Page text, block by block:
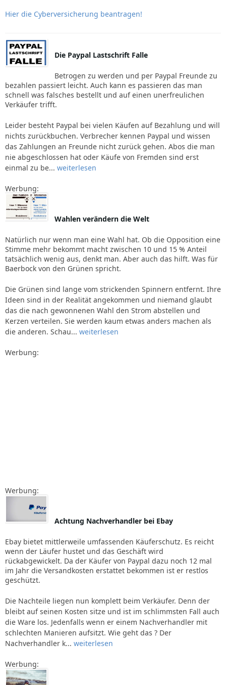
Hier die Cyberversicherung beantragen!
Die Paypal Lastschrift Falle
Betrogen zu werden und per Paypal Freunde zu
bezahlen passiert leicht. Auch kann es passieren das man
schnell was falsches bestellt und auf einen unerfreulichen
Verkäufer trifft.
Leider besteht Paypal bei vielen Käufen auf Bezahlung und will
nichts zurückbuchen. Verbrecher kennen Paypal und wissen
das Zahlungen an Freunde nicht zurück gehen. Abos die man
nie abgeschlossen hat oder Käufe von Fremden sind erst
einmal zu be... weiterlesen
Werbung:
Wahlen verändern die Welt
Natürlich nur wenn man eine Wahl hat. Ob die Opposition eine
Stimme mehr bekommt macht zwischen 10 und 15 % Anteil
tatsächlich wenig aus, denkt man. Aber auch das hilft. Was für
Baerbock von den Grünen spricht.
Die Grünen sind lange vom strickenden Spinnern entfernt. Ihre
Ideen sind in der Realität angekommen und niemand glaubt
das die nach gewonnenen Wahl den Strom abstellen und
Kerzen verteilen. Sie werden kaum etwas anders machen als
die anderen. Schau... weiterlesen
Werbung:
Werbung:
Achtung Nachverhandler bei Ebay
Ebay bietet mittlerweile umfassenden Käuferschutz. Es reicht
wenn der Läufer hustet und das Geschäft wird
rückabgewickelt. Da der Käufer von Paypal dazu noch 12 mal
im Jahr die Versandkosten erstattet bekommen ist er restlos
geschützt.
Die Nachteile liegen nun komplett beim Verkäufer. Denn der
bleibt auf seinen Kosten sitze und ist im schlimmsten Fall auch
die Ware los. Jedenfalls wenn er einem Nachverhandler mit
schlechten Manieren aufsitzt. Wie geht das ? Der
Nachverhandler k... weiterlesen
Werbung: